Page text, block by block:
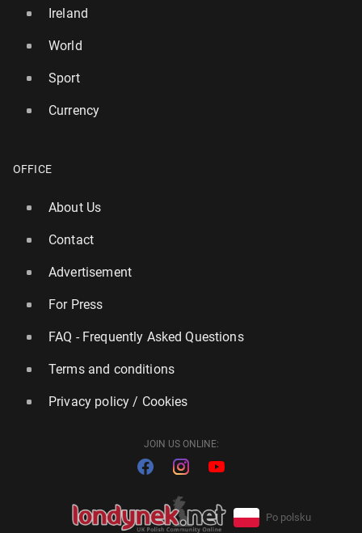
Ireland
World
Sport
Currency
OFFICE
About Us
Contact
Advertisement
For Press
FAQ - Frequently Asked Questions
Terms and conditions
Privacy policy / Cookies
JOIN US ONLINE:
Po polsku